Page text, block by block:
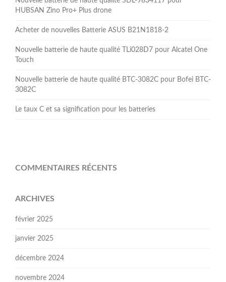
HUBSAN Zino Pro+ Plus drone
Acheter de nouvelles Batterie ASUS B21N1818-2
Nouvelle batterie de haute qualité TLi028D7 pour Alcatel One
Touch
Nouvelle batterie de haute qualité BTC-3082C pour Bofei BTC-
3082C
Le taux C et sa signification pour les batteries
COMMENTAIRES RÉCENTS
ARCHIVES
février 2025
janvier 2025
décembre 2024
novembre 2024